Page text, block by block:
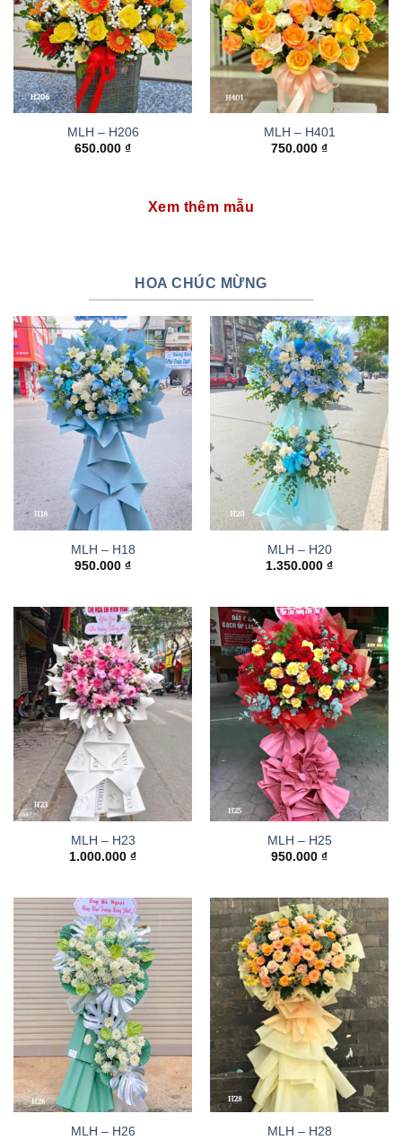
MLH – H206
650.000 ₫
MLH – H401
750.000 ₫
Xem thêm mẫu
HOA CHÚC MỪNG
MLH – H18
950.000 ₫
MLH – H20
1.350.000 ₫
MLH – H23
1.000.000 ₫
MLH – H25
950.000 ₫
MLH – H26
MLH – H28